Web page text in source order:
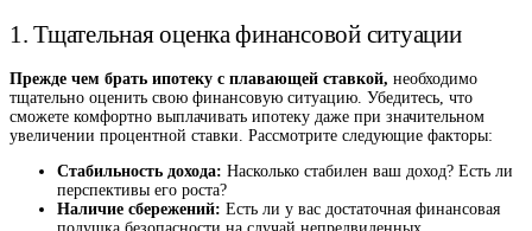
1. Тщательная оценка финансовой ситуации
Прежде чем брать ипотеку с плавающей ставкой, необходимо
тщательно оценить свою финансовую ситуацию. Убедитесь, что
сможете комфортно выплачивать ипотеку даже при значительном
увеличении процентной ставки. Рассмотрите следующие факторы:
Стабильность дохода: Насколько стабилен ваш доход? Есть ли
перспективы его роста?
Наличие сбережений: Есть ли у вас достаточная финансовая